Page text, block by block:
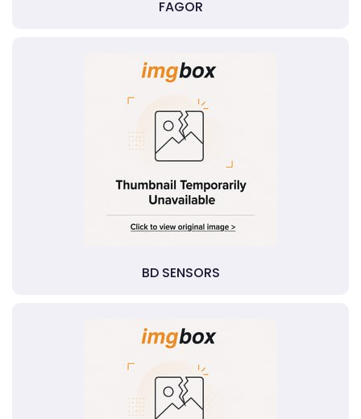
FAGOR
BD SENSORS